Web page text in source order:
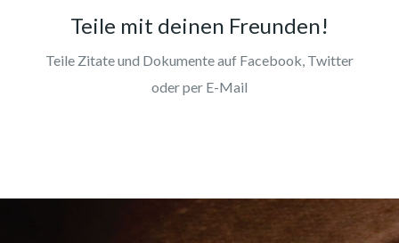
Teile mit deinen Freunden!
Teile Zitate und Dokumente auf Facebook, Twitter
oder per E-Mail